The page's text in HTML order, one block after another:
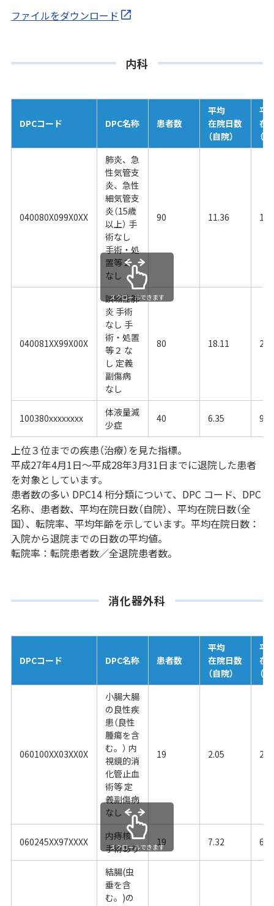
ファイルをダウンロード
内科
DPCコード DPC名称 患者数
平均
在院日数
（自院）
平
在
（
040080X099X0XX
肺炎、急
性気管支
炎、急性
細気管支
炎（15歳
以上） 手
術なし
手術・処
置等２
なし
90 11.36
040081XX99X00X
誤嚥性肺
炎 手術
なし 手
術・処置
等２ な
し 定義
副傷病
なし
80 18.11
100380xxxxxxxx
体液量減
少症
40 6.35
スクロールできます
上位３位までの疾患（治療）を見た指標。
平成27年4月1日～平成28年3月31日までに退院した患者
を対象としています。
患者数の多い DPC14 桁分類について、DPC コード、DPC
名称、患者数、平均在院日数（自院）、平均在院日数（全
国）、転院率、平均年齢を示しています。平均在院日数：
入院から退院までの日数の平均値。
転院率：転院患者数／全退院患者数。
消化器外科
DPCコード DPC名称 患者数
平均
在院日数
（自院）
平
在
（
060100XX03XX0X
小腸大腸
の良性疾
患（良性
腫瘍を含
む。） 内
視鏡的消
化管止血
術等 定
義副傷病
なし
19 2.05
060245XX97XXXX
内痔核
手術あり
19 7.32
結腸(虫
垂を含
む。)の
スクロールできます